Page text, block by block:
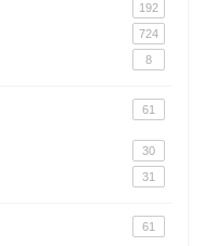
192
724
8
61
30
31
61